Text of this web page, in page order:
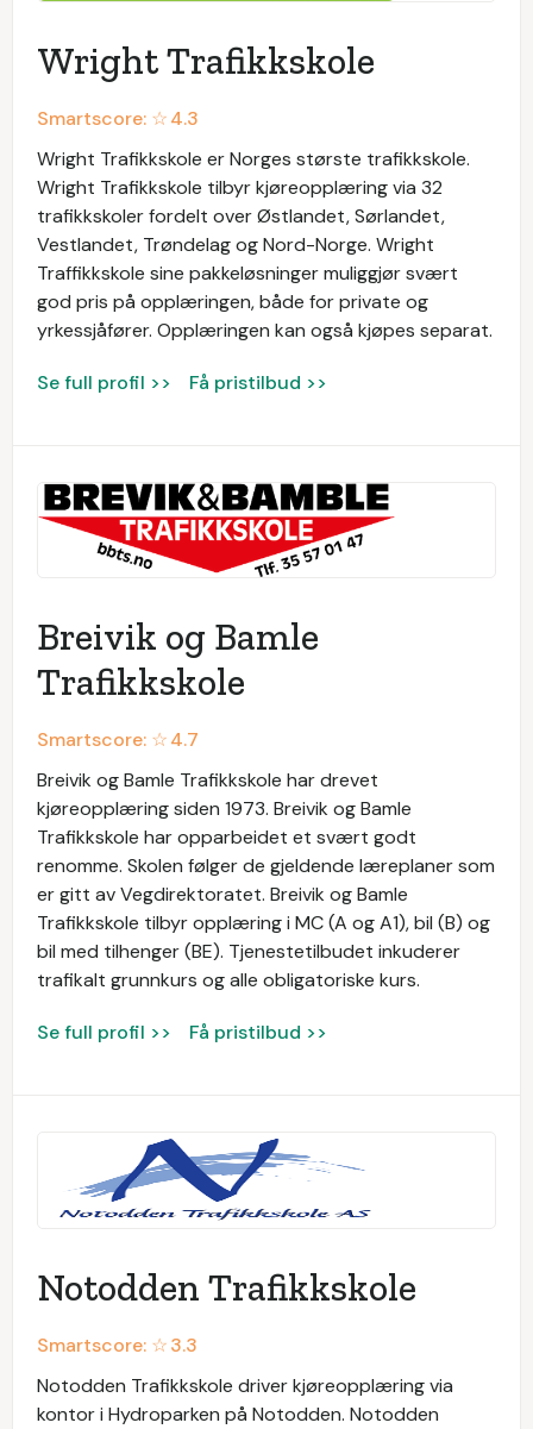
Wright Trafikkskole
Smartscore: ☆4.3
Wright Trafikkskole er Norges største trafikkskole.
Wright Trafikkskole tilbyr kjøreopplæring via 32
trafikkskoler fordelt over Østlandet, Sørlandet,
Vestlandet, Trøndelag og Nord-Norge. Wright
Traffikkskole sine pakkeløsninger muliggjør svært
god pris på opplæringen, både for private og
yrkessjåfører. Opplæringen kan også kjøpes separat.
Se full profil >> Få pristilbud >>
Breivik og Bamle
Trafikkskole
Smartscore: ☆4.7
Breivik og Bamle Trafikkskole har drevet
kjøreopplæring siden 1973. Breivik og Bamle
Trafikkskole har opparbeidet et svært godt
renomme. Skolen følger de gjeldende læreplaner som
er gitt av Vegdirektoratet. Breivik og Bamle
Trafikkskole tilbyr opplæring i MC (A og A1), bil (B) og
bil med tilhenger (BE). Tjenestetilbudet inkuderer
trafikalt grunnkurs og alle obligatoriske kurs.
Se full profil >> Få pristilbud >>
Notodden Trafikkskole
Smartscore: ☆3.3
Notodden Trafikkskole driver kjøreopplæring via
kontor i Hydroparken på Notodden. Notodden